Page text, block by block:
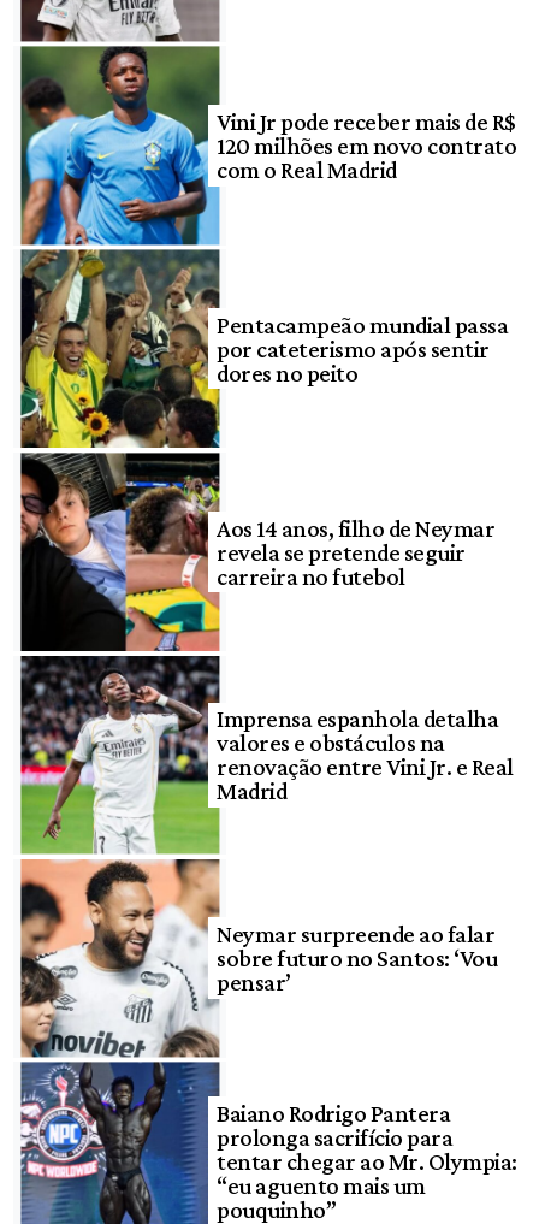
Vini Jr pode receber mais de R$
120 milhões em novo contrato
com o Real Madrid
Pentacampeão mundial passa
por cateterismo após sentir
dores no peito
Aos 14 anos, filho de Neymar
revela se pretende seguir
carreira no futebol
Imprensa espanhola detalha
valores e obstáculos na
renovação entre Vini Jr. e Real
Madrid
Neymar surpreende ao falar
sobre futuro no Santos: ‘Vou
pensar’
Baiano Rodrigo Pantera
prolonga sacrifício para
tentar chegar ao Mr. Olympia:
“eu aguento mais um
pouquinho”